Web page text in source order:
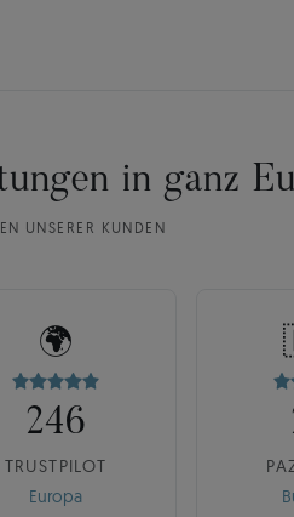
in ganz
UNSERER KUNDEN
🌍
246
TRUSTPILOT
Europa